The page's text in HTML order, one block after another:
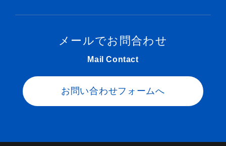
メールでお問合わせ
Mail Contact
お問い合わせフォームへ